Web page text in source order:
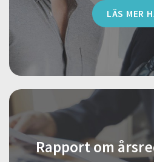
LÄS MER
Rapport om